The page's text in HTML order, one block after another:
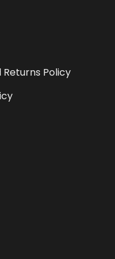
Returns Policy